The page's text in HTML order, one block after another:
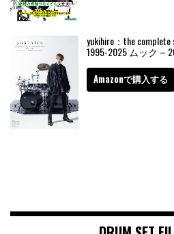
yukihiro：the
1995-2025 ムック –
Amazonで購入する